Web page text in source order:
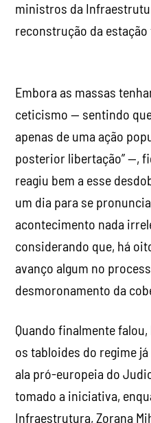
ministros da
reconstrução da
Embora as massas
ceticismo — sentindo
apenas de uma ação
posterior libertação” —,
reagiu bem a esse
um dia para se
acontecimento nada
considerando que, há
avanço algum no
desmoronamento da
Quando finalmente
os tabloides do regime
ala pró-europeia do
tomado a iniciativa,
Infraestrutura, Zorana